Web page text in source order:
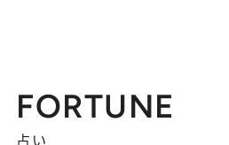
FORTUNE
占い